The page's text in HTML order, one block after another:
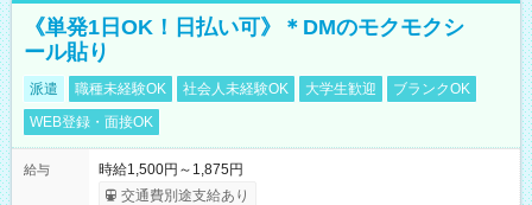
《単発1日OK！日払い可》＊DMのモクモクシ
ール貼り
派遣 職種未経験OK 社会人未経験OK 大学生歓迎
ブランクOK
WEB登録・面接OK
給与
時給1,500円～1,875円
交通費別途支給あり